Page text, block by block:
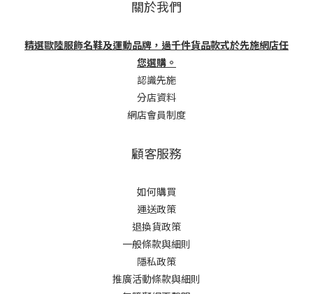
關於我們
精選歐陸服飾名鞋及運動品牌，過千件貨品款式於先施網店任
您選購。
認識先施
分店資料
網店會員制度
顧客服務
如何購買
運送政策
退換貨政策
一般條款與細則
隱私政策
推廣活動條款與細則